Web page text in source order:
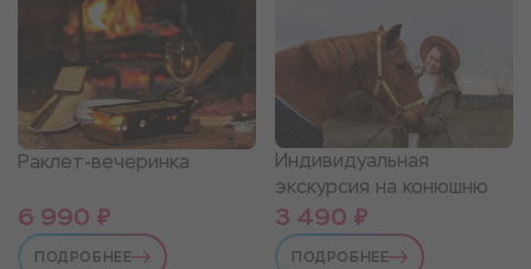
Раклет-вечеринка
6 990 ₽
ПОДРОБНЕЕ
Индивидуальная
экскурсия на конюшню
3 490 ₽
ПОДРОБНЕЕ